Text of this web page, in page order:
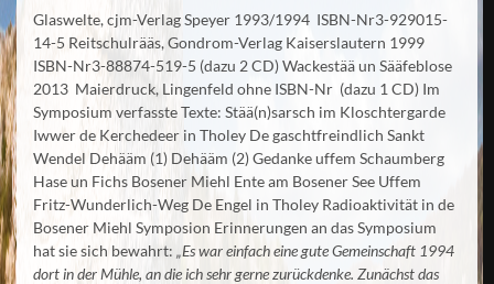
Glaswelte, cjm-Verlag Speyer 1993/1994 ISBN-Nr3-929015-
14-5 Reitschulrääs, Gondrom-Verlag Kaiserslautern 1999
ISBN-Nr3-88874-519-5 (dazu 2 CD) Wackestää un Sääfeblose
2013 Maierdruck, Lingenfeld ohne ISBN-Nr (dazu 1 CD) Im
Symposium verfasste Texte: Stää(n)sarsch im Kloschtergarde
Iwwer de Kerchedeer in Tholey De gaschtfreindlich Sankt
Wendel Dehääm (1) Dehääm (2) Gedanke uffem Schaumberg
Hase un Fichs Bosener Miehl Ente am Bosener See Uffem
Fritz-Wunderlich-Weg De Engel in Tholey Radioaktivität in de
Bosener Miehl Symposion Erinnerungen an das Symposium
hat sie sich bewahrt: „Es war einfach eine gute Gemeinschaft 1994
dort in der Mühle, an die ich sehr gerne zurückdenke. Zunächst das